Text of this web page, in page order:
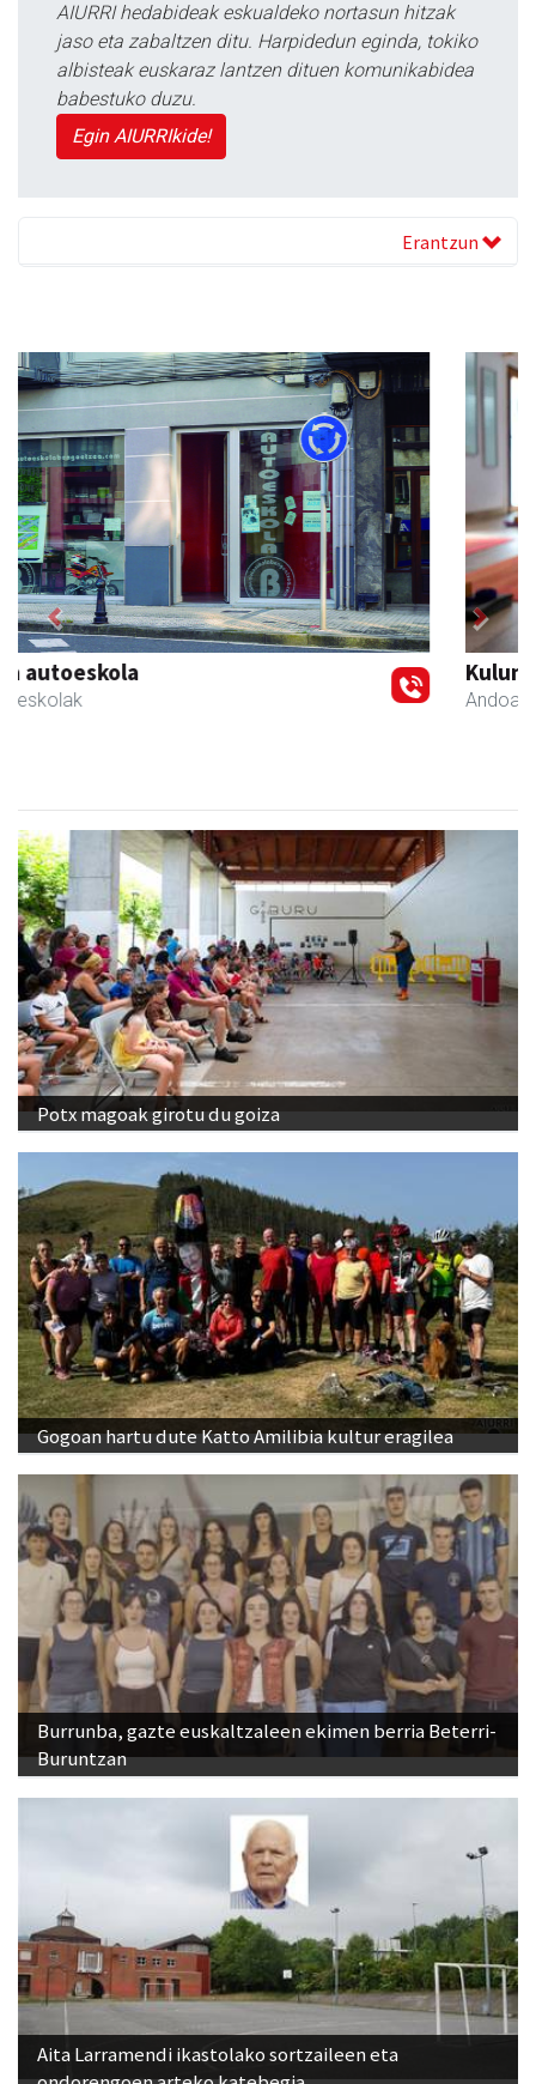
AIURRI hedabideak eskualdeko nortasun hitzak
jaso eta zabaltzen ditu. Harpidedun eginda, tokiko
albisteak euskaraz lantzen dituen komunikabidea
babestuko duzu.
Egin AIURRIkide!
Erantzun
Kulunka aeroyoga zentroa
Andoain
Previous Next
Potx magoak girotu du goiza
Gogoan hartu dute Katto Amilibia kultur eragilea
Burrunba, gazte euskaltzaleen ekimen berria Beterri-
Buruntzan
Aita Larramendi ikastolako sortzaileen eta